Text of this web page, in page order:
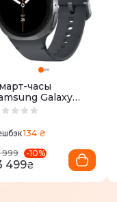
часы
Galaxy
40mm Gray
134 ₴
999
-10%
499₴